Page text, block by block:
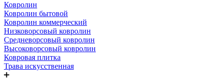
Ковролин
Ковролин бытовой
Ковролин коммерческий
Низковорсовый ковролин
Средневорсовый ковролин
Высоковорсовый ковролин
Ковровая плитка
Трава искусственная